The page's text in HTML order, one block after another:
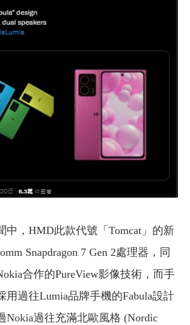
中，HMD此款代號「Tomcat」的新
Snapdragon 7 Gen 2處理器，同
合作的PureView影像技術，而手
用過往Lumia品牌手機的Fabula設計
Nokia過往充滿北歐風格 (Nordic